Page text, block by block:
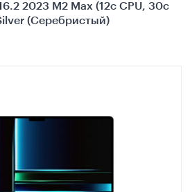
2023 M2 Max (12c CPU, 30c
(Серебристый)